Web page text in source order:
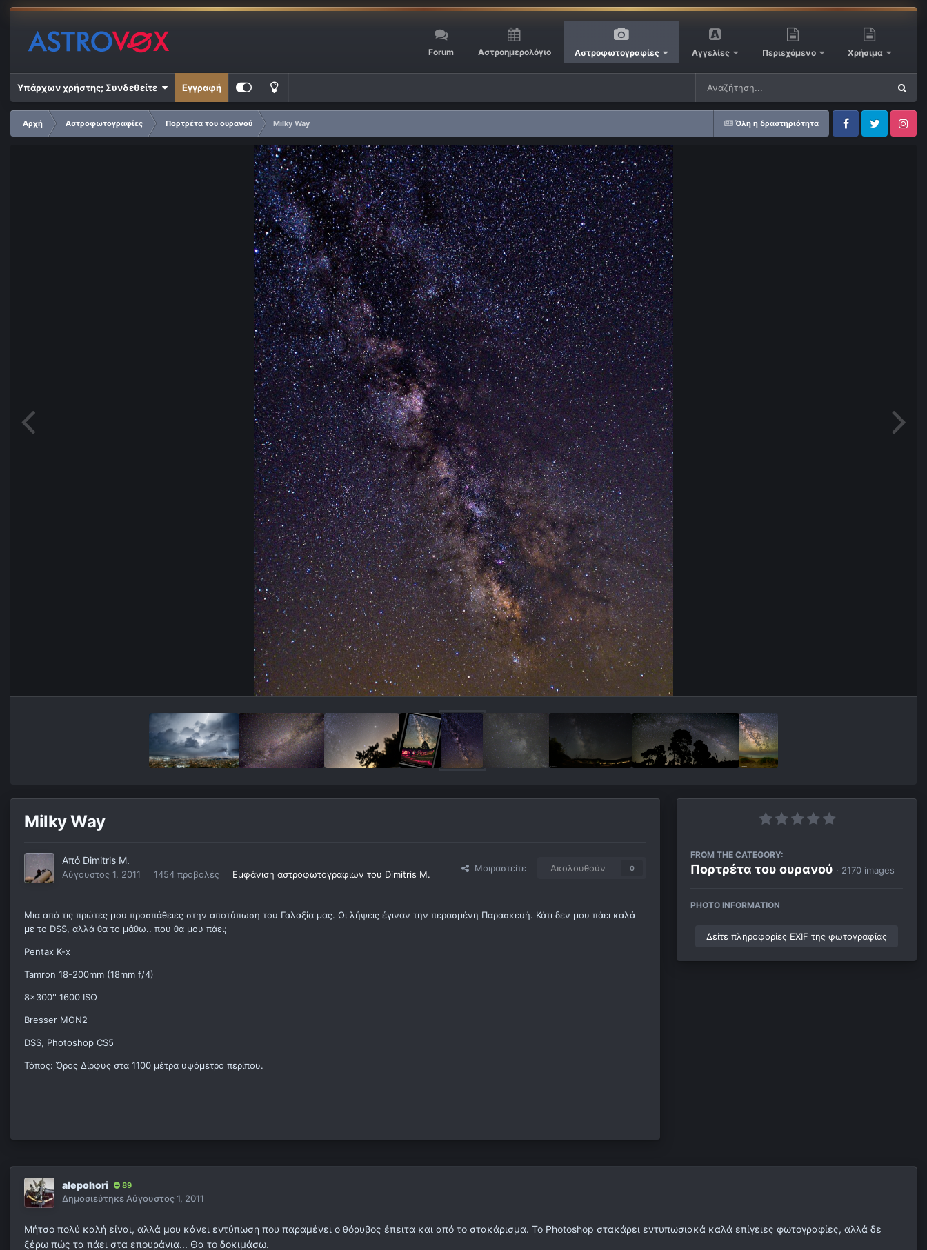
Forum Αστροημερολόγιο Αστροφωτογραφίες Αγγελίες Περιεχόμενο Χρήσιμα
Υπάρχων χρήστης; Συνδεθείτε Εγγραφή
Όλη η δραστηριότητα
Αρχή Αστροφωτογραφίες Πορτρέτα του ουρανού
Milky Way
FacebookTwitter Instagram
Milky Way
Από Dimitris M.
Αύγουστος 1, 2011 1454 προβολές Εμφάνιση αστροφωτογραφιών του Dimitris M.
Μοιραστείτε Ακολουθούν 0
Μια από τις πρώτες μου προσπάθειες στην αποτύπωση του Γαλαξία μας. Οι λήψεις έγιναν την περασμένη Παρασκευή. Κάτι δεν μου πάει καλά
με το DSS, αλλά θα το μάθω.. που θα μου πάει;
Pentax K-x
Tamron 18-200mm (18mm f/4)
8x300'' 1600 ISO
Bresser MON2
DSS, Photoshop CS5
Τόπος: Όρος Δίρφυς στα 1100 μέτρα υψόμετρο περίπου.
FROM THE CATEGORY:
Πορτρέτα του ουρανού · 2170 images
PHOTO INFORMATION
Δείτε πληροφορίες EXIF της φωτογραφίας
alepohori 89
ΔημοσιεύτηκεΑύγουστος 1, 2011
Μήτσο πολύ καλή είναι, αλλά μου κάνει εντύπωση που παραμένει ο θόρυβος έπειτα και από το στακάρισμα. Το Photoshop στακάρει εντυπωσιακά καλά επίγειες φωτογραφίες, αλλά δε
ξέρω πώς τα πάει στα επουράνια... Θα το δοκιμάσω.